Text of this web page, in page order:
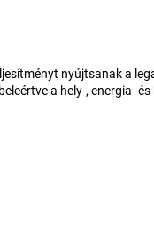
nyújtsanak a
a hely-, energia-